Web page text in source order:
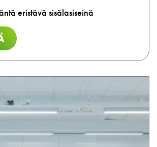
eristävä sisälasiseinä